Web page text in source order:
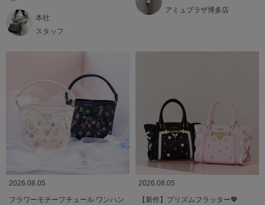
本社
スタッフ
アミュプラザ博多店
2026.08.05
フラワーモチーフチュール ワンハン
2026.08.05
【新作】プリズムフラッター💖